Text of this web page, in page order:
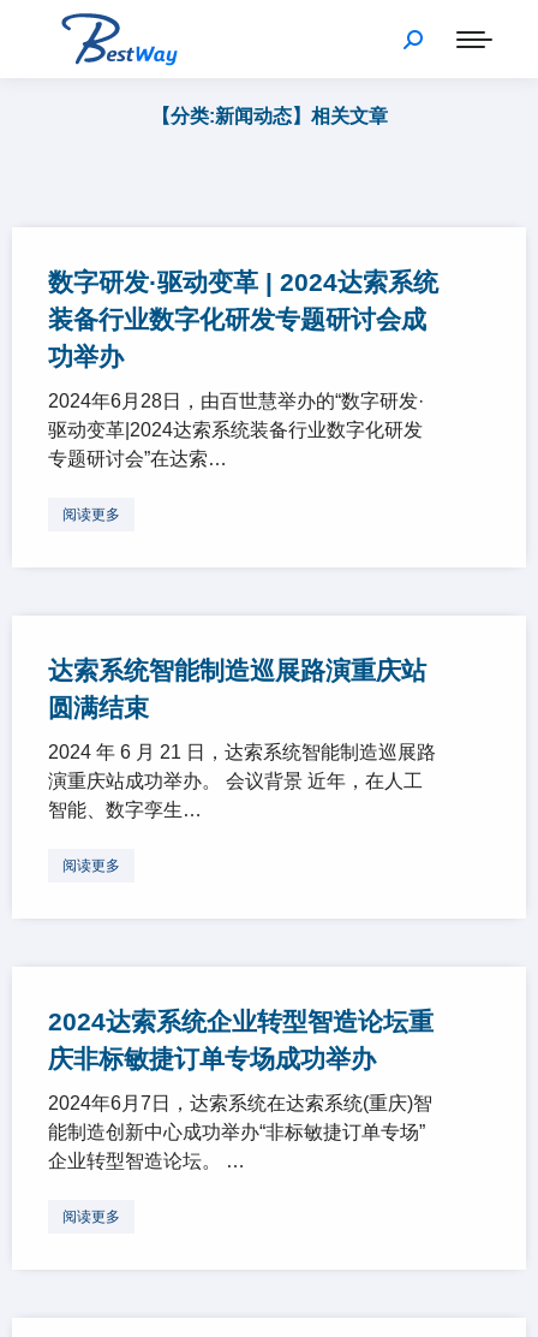
【分类:新闻动态】相关文章
数字研发·驱动变革 | 2024达索系统
装备行业数字化研发专题研讨会成
功举办
2024年6月28日，由百世慧举办的“数字研发·
驱动变革|2024达索系统装备行业数字化研发
专题研讨会”在达索…
阅读更多
达索系统智能制造巡展路演重庆站
圆满结束
2024 年 6 月 21 日，达索系统智能制造巡展路
演重庆站成功举办。 会议背景 近年，在人工
智能、数字孪生…
阅读更多
2024达索系统企业转型智造论坛重
庆非标敏捷订单专场成功举办
2024年6月7日，达索系统在达索系统(重庆)智
能制造创新中心成功举办“非标敏捷订单专场”
企业转型智造论坛。 …
阅读更多